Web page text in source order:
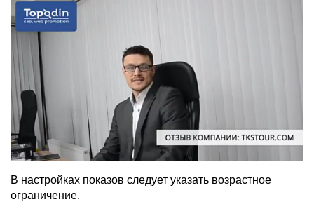
В настройках показов следует указать возрастное
ограничение.